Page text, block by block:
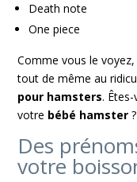
Death note
One piece
Comme vous le
tout de même au
pour hamsters.
votre bébé hamster ?
Des
votre